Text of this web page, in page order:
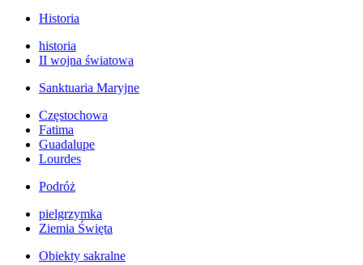
Historia
historia
II wojna światowa
Sanktuaria Maryjne
Częstochowa
Fatima
Guadalupe
Lourdes
Podróż
pielgrzymka
Ziemia Święta
Obiekty sakralne